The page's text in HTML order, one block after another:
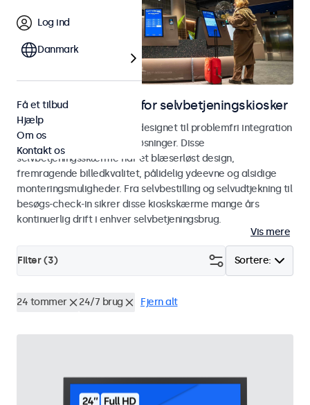
Skærme til løsninger for selvbetjeningskiosker
Skærme og touchskærme designet til problemfri integration
i kiosker og selvbetjeningsløsninger. Disse
selvbetjeningsskærme har et blæserløst design,
fremragende billedkvalitet, pålidelig ydeevne og alsidige
monteringsmuligheder. Fra selvbestilling og selvudtjekning til
besøgs-check-in sikrer disse kioskskærme mange års
kontinuerlig drift i enhver selvbetjeningsbrug.
Vis mere
Sortere:
Filter (3)
24 tommer 24/7 brug Fjern alt
Log ind
Danmark
Få et tilbud
Hjælp
Om os
Kontakt os